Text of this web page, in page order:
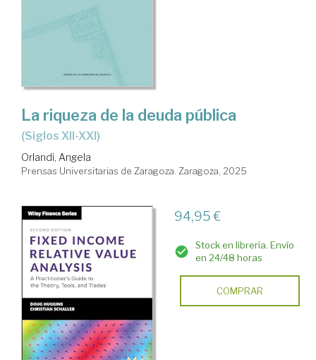
variable
La riqueza de la deuda pública
(siglos XII-XXI)
Orlandi, Angela
Prensas Universitarias de Zaragoza. Zaragoza, 2025
94,95 €
Stock en librería. Envío
en 24/48 horas
COMPRAR